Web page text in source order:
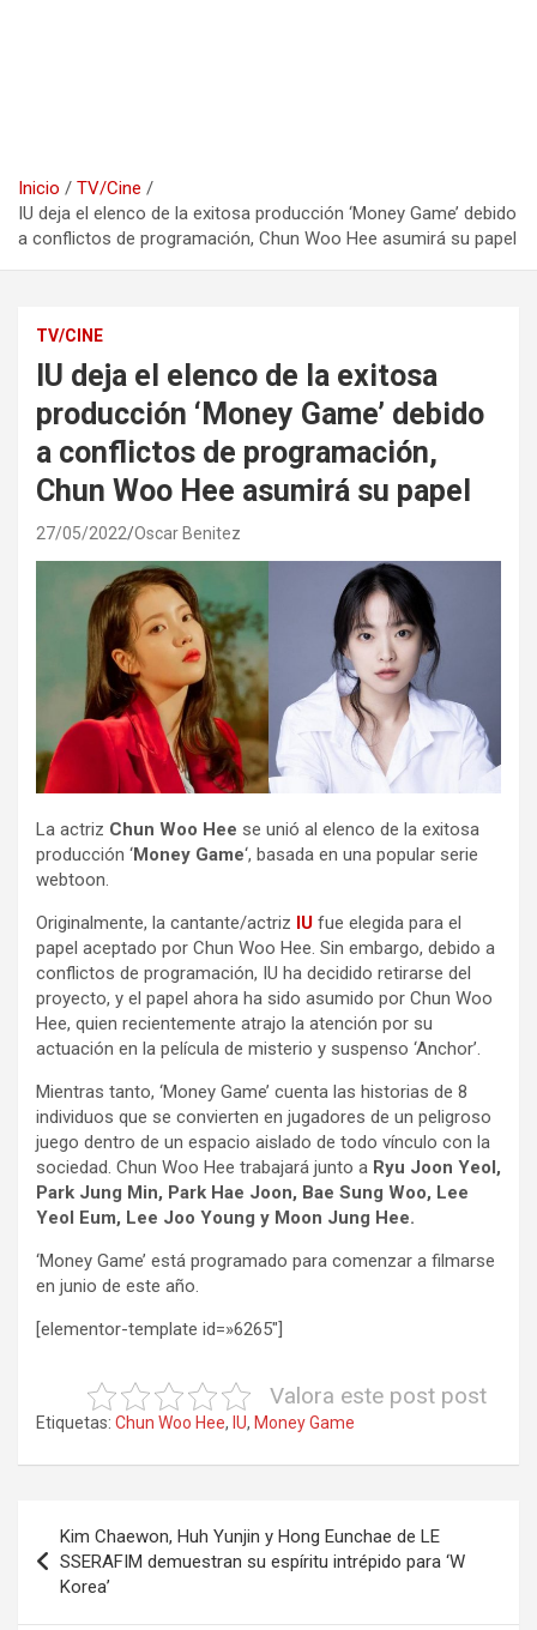
Inicio
TV/Cine
IU deja el elenco de la exitosa producción ‘Money Game’ debido
a conflictos de programación, Chun Woo Hee asumirá su papel
TV/CINE
IU deja el elenco de la exitosa
producción ‘Money Game’ debido
a conflictos de programación,
Chun Woo Hee asumirá su papel
27/05/2022 Oscar Benitez
La actriz Chun Woo Hee se unió al elenco de la exitosa
producción ‘Money Game‘, basada en una popular serie
webtoon.
Originalmente, la cantante/actriz IU fue elegida para el
papel aceptado por Chun Woo Hee. Sin embargo, debido a
conflictos de programación, IU ha decidido retirarse del
proyecto, y el papel ahora ha sido asumido por Chun Woo
Hee, quien recientemente atrajo la atención por su
actuación en la película de misterio y suspenso ‘Anchor’.
Mientras tanto, ‘Money Game’ cuenta las historias de 8
individuos que se convierten en jugadores de un peligroso
juego dentro de un espacio aislado de todo vínculo con la
sociedad. Chun Woo Hee trabajará junto a Ryu Joon Yeol,
Park Jung Min, Park Hae Joon, Bae Sung Woo, Lee
Yeol Eum, Lee Joo Young y Moon Jung Hee.
‘Money Game’ está programado para comenzar a filmarse
en junio de este año.
[elementor-template id=»6265″]
Valora este post post
Etiquetas: Chun Woo Hee, IU, Money Game
de
entradas
Kim Chaewon, Huh Yunjin y Hong Eunchae de LE
SSERAFIM demuestran su espíritu intrépido para ‘W
Korea’